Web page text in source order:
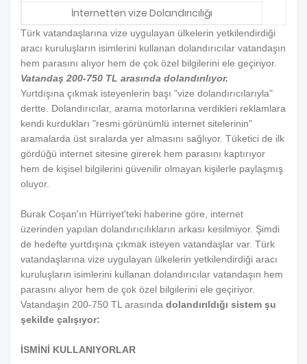
İnternetten vize Dolandırıcılığı
Türk vatandaşlarına vize uygulayan ülkelerin yetkilendirdiği
aracı kuruluşların isimlerini kullanan dolandırıcılar vatandaşın
hem parasını alıyor hem de çok özel bilgilerini ele geçiriyor.
Vatandaş 200-750 TL arasında dolandırılıyor.
Yurtdışına çıkmak isteyenlerin başı "vize dolandırıcılarıyla"
dertte. Dolandırıcılar, arama motorlarına verdikleri reklamlara
kendi kurdukları "resmi görünümlü internet sitelerinin"
aramalarda üst sıralarda yer almasını sağlıyor. Tüketici de ilk
gördüğü internet sitesine girerek hem parasını kaptırıyor
hem de kişisel bilgilerini güvenilir olmayan kişilerle paylaşmış
oluyor.
Burak Coşan'ın Hürriyet'teki haberine göre, internet
üzerinden yapılan dolandırıcılıkların arkası kesilmiyor. Şimdi
de hedefte yurtdışına çıkmak isteyen vatandaşlar var. Türk
vatandaşlarına vize uygulayan ülkelerin yetkilendirdiği aracı
kuruluşların isimlerini kullanan dolandırıcılar vatandaşın hem
parasını alıyor hem de çok özel bilgilerini ele geçiriyor.
Vatandaşın 200-750 TL arasında dolandırıldığı sistem şu
şekilde çalışıyor:
İSMİNİ KULLANIYORLAR